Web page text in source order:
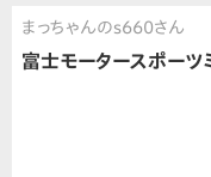
まっちゃんのs660さん
富士モータースポーツ